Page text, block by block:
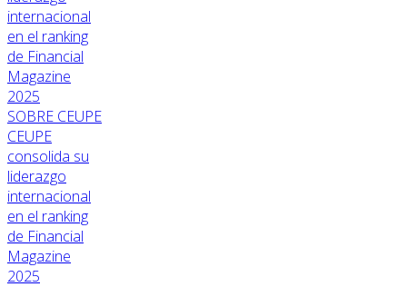
SOBRE CEUPE
CEUPE
consolida su
liderazgo
internacional
en el ranking
de Financial
Magazine
2025